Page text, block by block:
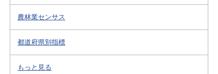
農林業センサス
都道府県別指標
もっと見る